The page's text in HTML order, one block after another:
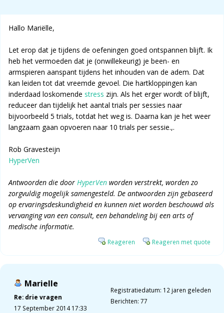
Hallo Mariëlle,
Let erop dat je tijdens de oefeningen goed ontspannen blijft. Ik
heb het vermoeden dat je (onwillekeurig) je been- en
armspieren aanspant tijdens het inhouden van de adem. Dat
kan leiden tot dat vreemde gevoel. Die hartkloppingen kan
inderdaad loskomende stress zijn. Als het erger wordt of blijft,
reduceer dan tijdelijk het aantal trials per sessies naar
bijvoorbeeld 5 trials, totdat het weg is. Daarna kan je het weer
langzaam gaan opvoeren naar 10 trials per sessie.,.
Rob Gravesteijn
HyperVen
Antwoorden die door HyperVen worden verstrekt, worden zo
zorgvuldig mogelijk samengesteld. De antwoorden zijn gebaseerd
op ervaringsdeskundigheid en kunnen niet worden beschouwd als
vervanging van een consult, een behandeling bij een arts of
medische informatie.
Reageren Reageren met quote
Marielle
Re: drie vragen
17 September 2014 17:33
Registratiedatum: 12 jaren geleden
Berichten: 77